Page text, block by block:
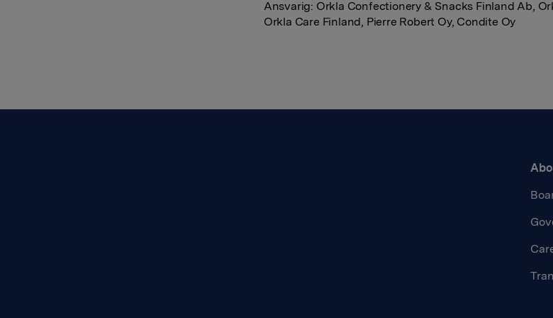
Ansvarig: Orkla Confectionery & Snacks Finland Ab,
Orkla Care Finland, Pierre Robert Oy, Condite Oy